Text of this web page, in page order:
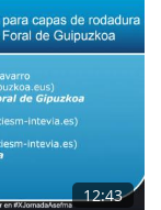
12:43